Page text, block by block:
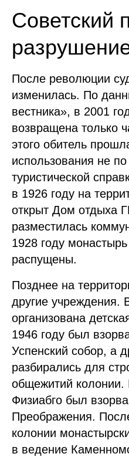
Советский
После революции
изменилась. По
вестника», в 2001
возвращена только
этого обитель
использования не
туристической
в 1926 году на
открыт Дом отдыха
разместилась
1928 году
распущены.
Позднее на
другие учреждения.
организована
1946 году был
Успенский собор, а
разбирались для
общежитий колонии.
Физиабго был
Преображения.
колонии
в ведение